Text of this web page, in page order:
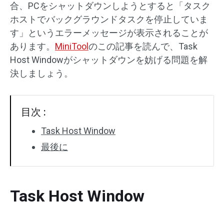
合、PCをシャットダウンしようとすると「タスク
ホストでバックグラウンドタスクを停止していま
す」というエラーメッセージが表示されることが
あります。 MiniToolのこの記事を読んで、Task
Host Windowがシャットダウンを妨げる問題を解
決しましょう。
目次 :
Task Host Window
最後に
Task Host Window